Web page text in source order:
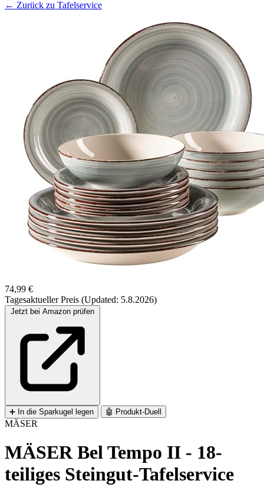
← Zurück zu Tafelservice
74,99 €
Tagesaktueller Preis (Updated: 5.8.2026)
➕ In die Sparkugel legen 🤖 Produkt-Duell
MÄSER
MÄSER Bel Tempo II - 18-
teiliges Steingut-Tafelservice